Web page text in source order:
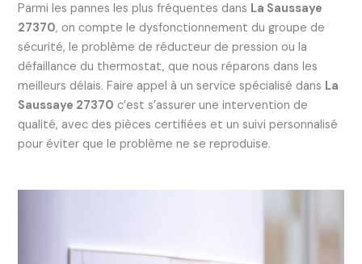
Parmi les pannes les plus fréquentes dans La Saussaye
27370, on compte le dysfonctionnement du groupe de
sécurité, le problème de réducteur de pression ou la
défaillance du thermostat, que nous réparons dans les
meilleurs délais. Faire appel à un service spécialisé dans La
Saussaye 27370 c’est s’assurer une intervention de
qualité, avec des pièces certifiées et un suivi personnalisé
pour éviter que le problème ne se reproduise.